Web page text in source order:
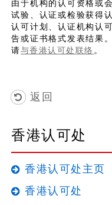
由于机构的认可资格或
试验、认证或检验获得
认可计划、认证机构认
告或证书格式发表结果
请与香港认可处联络 。
返回
香港认可处
香港认可处主页
香港认可处